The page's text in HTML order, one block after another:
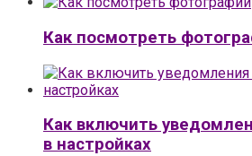
Как посмотреть
Как включить
в настройках